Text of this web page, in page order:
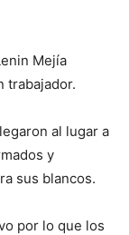
Mejía
trabajador.
al lugar a
y
sus blancos.
por lo que los